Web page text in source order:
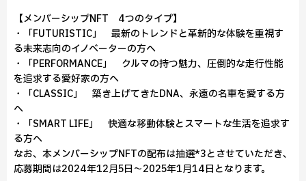
【メンバーシップNFT 4つのタイプ】
・「FUTURISTIC」 最新のトレンドと革新的な体験を重視す
る未来志向のイノベーターの方へ
・「PERFORMANCE」 クルマの持つ魅力、圧倒的な走行性能
を追求する愛好家の方へ
・「CLASSIC」 築き上げてきたDNA、永遠の名車を愛する方
へ
・「SMART LIFE」 快適な移動体験とスマートな生活を追求す
る方へ
なお、本メンバーシップNFTの配布は抽選*3とさせていただき、
応募期間は2024年12月5日～2025年1月14日となります。